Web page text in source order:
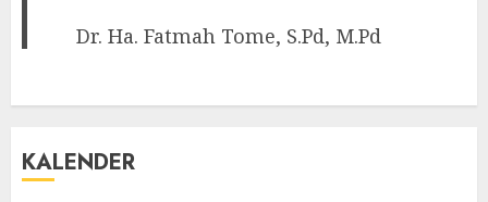
Dr. Ha. Fatmah Tome, S.Pd, M.Pd
KALENDER